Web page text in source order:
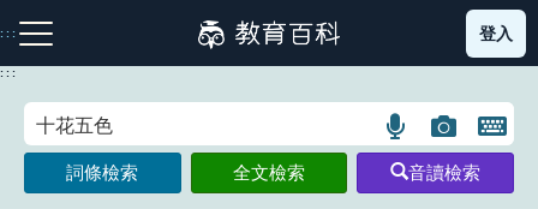
到
主
:::
注音索引圖示 筆畫索引圖示 部首索引表圖示
登入
:::
語
言
搜
圖
片
搜
開
鍵
詞條檢索 全文檢索 音讀檢索